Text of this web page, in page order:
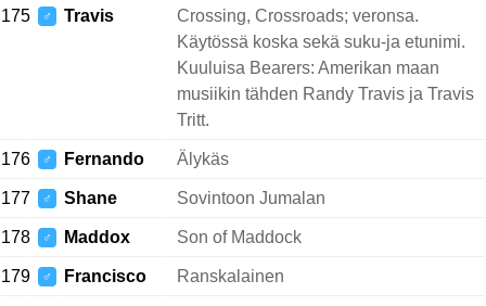
175 ♂ Travis
Crossing, Crossroads; veronsa.
Käytössä koska sekä suku-ja etunimi.
Kuuluisa Bearers: Amerikan maan
musiikin tähden Randy Travis ja Travis
Tritt.
176 ♂ Fernando Älykäs
177 ♂ Shane Sovintoon Jumalan
178 ♂ Maddox Son of Maddock
179 ♂ Francisco Ranskalainen